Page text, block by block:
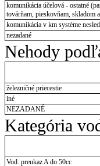
komunikácia účelová - ostatné
továrňam, pieskovňam, skladom
komunikácia v km systéme
nezadané
Nehody
železničné priecestie
iné
NEZADANÉ
Kategória
Vod. preukaz A do 50cc